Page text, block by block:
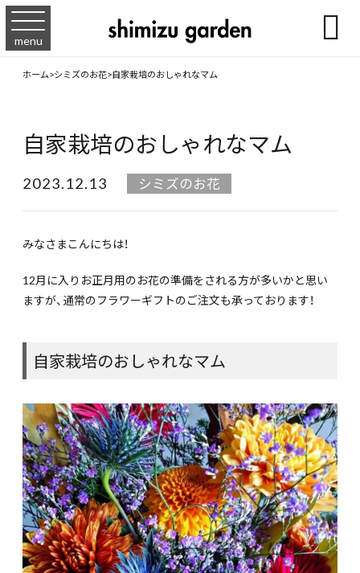
menu 
ホーム>シミズのお花>自家栽培のおしゃれなマム
自家栽培のおしゃれなマム
2023.12.13 シミズのお花
みなさまこんにちは！
12月に入りお正月用のお花の準備をされる方が多いかと思い
ますが、通常のフラワーギフトのご注文も承っております！
自家栽培のおしゃれなマム